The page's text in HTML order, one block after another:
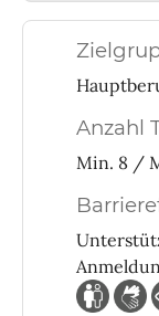
Anzahl
Min. 8 /